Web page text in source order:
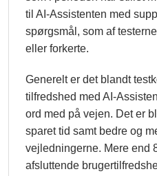
til AI-Assistenten med
spørgsmål, som af
eller forkerte.
Generelt er det blandt
tilfredshed med AI-
ord med på vejen. Det er
sparet tid samt bedre og
vejledningerne. Mere end
afsluttende